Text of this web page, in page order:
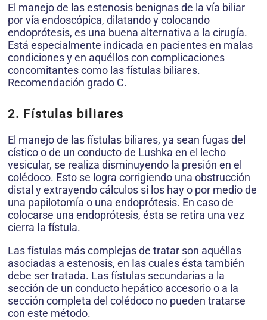
El manejo de las estenosis benignas de la vía biliar
por vía endoscópica, dilatando y colocando
endoprótesis, es una buena alternativa a la cirugía.
Está especialmente indicada en pacientes en malas
condiciones y en aquéllos con complicaciones
concomitantes como las fístulas biliares.
Recomendación grado C.
2. Fístulas biliares
El manejo de las fístulas biliares, ya sean fugas del
cístico o de un conducto de Lushka en el lecho
vesicular, se realiza disminuyendo la presión en el
colédoco. Esto se logra corrigiendo una obstrucción
distal y extrayendo cálculos si los hay o por medio de
una papilotomía o una endoprótesis. En caso de
colocarse una endoprótesis, ésta se retira una vez
cierra Ia fístula.
Las fístulas más complejas de tratar son aquéllas
asociadas a estenosis, en Ias cuales ésta también
debe ser tratada. Las fístulas secundarias a la
sección de un conducto hepático accesorio o a la
sección completa del colédoco no pueden tratarse
con este método.